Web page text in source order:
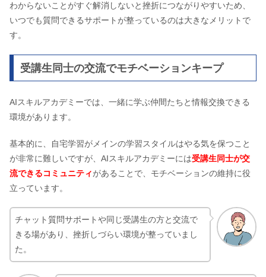
わからないことがすぐ解消しないと挫折につながりやすいため、
いつでも質問できるサポートが整っているのは大きなメリットで
す。
受講生同士の交流でモチベーションキープ
AIスキルアカデミーでは、一緒に学ぶ仲間たちと情報交換できる
環境があります。
基本的に、自宅学習がメインの学習スタイルはやる気を保つこと
が非常に難しいですが、AIスキルアカデミーには受講生同士が交
流できるコミュニティがあることで、モチベーションの維持に役
立っています。
チャット質問サポートや同じ受講生の方と交流で
きる場があり、挫折しづらい環境が整っていまし
た。